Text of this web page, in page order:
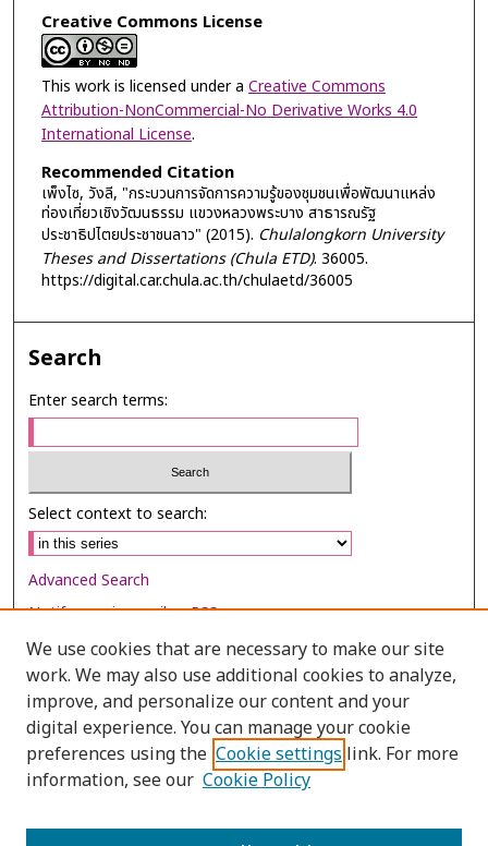
Creative Commons License
This work is licensed under a Creative Commons
Attribution-NonCommercial-No Derivative Works 4.0
International License.
Recommended Citation
เพ็งไซ, วังลี, "กระบวนการจัดการความรู้ของชุมชนเพื่อพัฒนาแหล่ง
ท่องเที่ยวเชิงวัฒนธรรม แขวงหลวงพระบาง สาธารณรัฐ
ประชาธิปไตยประชาชนลาว" (2015). Chulalongkorn University
Theses and Dissertations (Chula ETD). 36005.
https://digital.car.chula.ac.th/chulaetd/36005
Search
Enter search terms:
Select context to search:
Advanced Search
Notify me via email orRSS
Browse
Collections
Disciplines
Authors
We use cookies that are necessary to make our site
work. We may also use additional cookies to analyze,
improve, and personalize our content and your
digital experience. You can manage your cookie
preferences using the Cookie settings link. For more
information, see our Cookie Policy